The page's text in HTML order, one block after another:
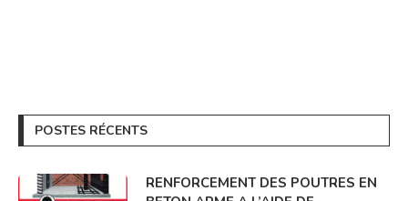
POSTES RÉCENTS
RENFORCEMENT DES POUTRES EN